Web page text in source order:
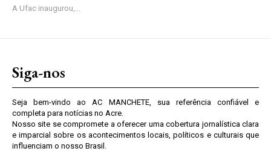
A Ufac inaugurou,...
Siga-nos
Seja bem-vindo ao AC MANCHETE, sua referência confiável e
completa para notícias no Acre.
Nosso site se compromete a oferecer uma cobertura jornalística clara
e imparcial sobre os acontecimentos locais, políticos e culturais que
influenciam o nosso Brasil.